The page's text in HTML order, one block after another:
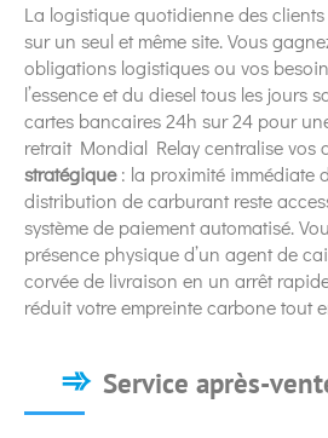
La logistique quotidienne des
sur un seul et même site. Vous
obligations logistiques ou vos
l’essence et du diesel tous les jours
cartes bancaires 24h sur 24 pour
retrait Mondial Relay centralise vos
stratégique: la proximité immédiate
distribution de carburant reste
système de paiement automatisé.
présence physique d’un agent de
corvée de livraison en un arrêt
réduit votre empreinte carbone tout
Service après-